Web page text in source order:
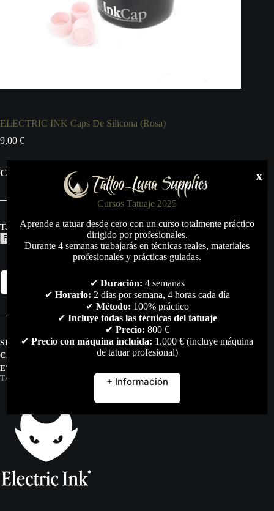
ELECTRIC INK Caps De Silicona (Rosa)
9,00 €
Caps de silicona en diferentes tamaños.
Tamaño:
ELECTRIC
Caps
Silicona
cantidad
Añadir al carrito
SKU:N/D
CATEGORÍAS:
HIGIENE & DESINFECCIÓN,TODO
ETIQUETAS:
TATUAJE
Cursos Tatuaje 2025
Aprende a tatuar desde cero con un curso totalmente práctico
dirigido por profesionales.
Durante 4 semanas trabajarás en técnicas reales, materiales
profesionales y prácticas guiadas.
✔ Duración: 4 semanas
✔ Horario: 2 días por semana, 4 horas cada día
✔ Método: 100% práctico
✔ Incluye todas las técnicas del tatuaje
✔ Precio: 800 €
✔ Precio con máquina incluida: 1.000 € (incluye máquina
de tatuar profesional)
+ Información
x